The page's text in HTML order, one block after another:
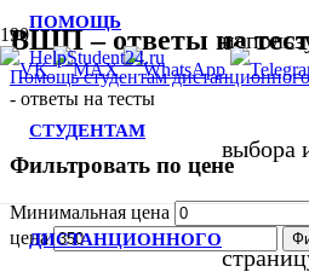
ПОМОЩЬ
СТУДЕНТАМ
ДИСТАНЦИОННОГО
выбора
ВШП – ответы на
Помощь студентам
- ответы на тесты
Фильтровать по цене
Минимальная цена
цена